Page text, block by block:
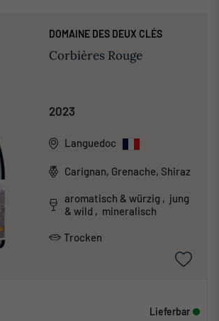
DOMAINE DES DEUX CLÉS
Corbières Rouge
2023
Languedoc
Carignan, Grenache, Shiraz
aromatisch & würzig , jung
& wild , mineralisch
Trocken
Lieferbar